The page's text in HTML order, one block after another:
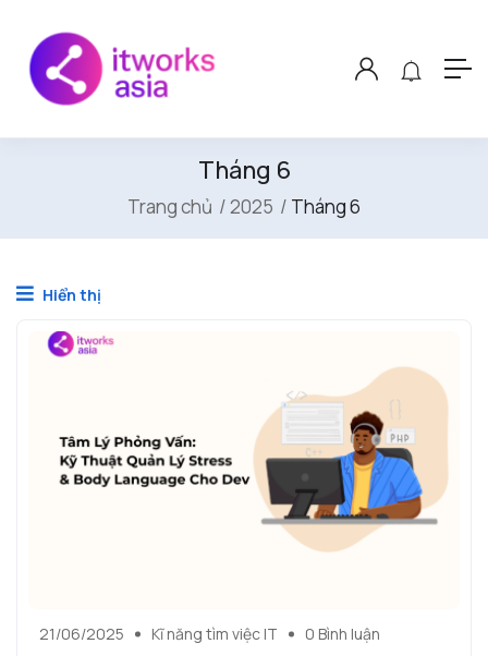
Tháng 6
Trang chủ 2025 Tháng 6
Hiển thị
21/06/2025 Kĩ năng tìm việc IT 0 Bình luận